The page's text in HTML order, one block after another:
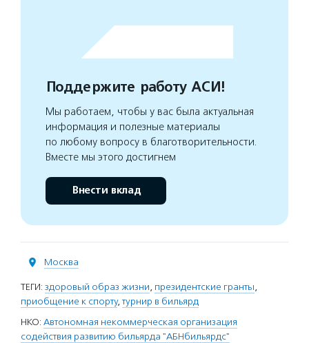
Поддержите работу АСИ!
Мы работаем, чтобы у вас была актуальная
информация и полезные материалы
по любому вопросу в благотворительности.
Вместе мы этого достигнем
Внести вклад
Москва
ТЕГИ: здоровый образ жизни, президентские гранты,
приобщение к спорту,турнир в бильярд
НКО: Автономная некоммерческая организация
содействия развитию бильярда "АБНбильярдс"